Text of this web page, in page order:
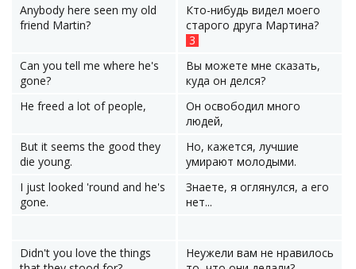
Anybody here seen my old
friend Martin?
Кто-нибудь видел моего
старого друга Мартина?
3
Can you tell me where he's
gone?
Вы можете мне сказать,
куда он делся?
He freed a lot of people,
Он освободил много
людей,
But it seems the good they
die young.
Но, кажется, лучшие
умирают молодыми.
I just looked 'round and he's
gone.
Знаете, я оглянулся, а его
нет...
Didn't you love the things
Неужели вам не нравилось